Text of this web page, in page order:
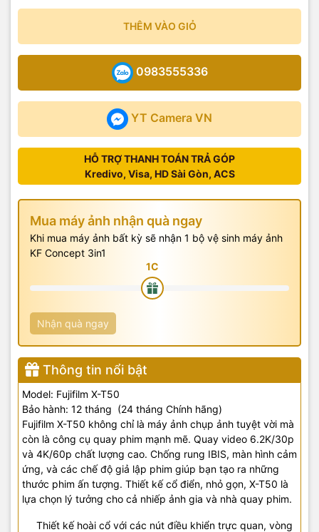
THÊM VÀO GIỎ
YT Camera VN
0983555336
HỖ TRỢ THANH TOÁN TRẢ GÓP
Kredivo, Visa, HD Sài Gòn, ACS
Mua máy ảnh nhận quà ngay
Khi mua máy ảnh bất kỳ sẽ nhận 1 bộ vệ sinh máy ảnh
KF Concept 3in1
Nhận quà ngay
Thông tin nổi bật
Model: Fujifilm X-T50
Bảo hành: 12 tháng (24 tháng Chính hãng)
Fujifilm X-T50 không chỉ là máy ảnh chụp ảnh tuyệt vời mà
còn là công cụ quay phim mạnh mẽ. Quay video 6.2K/30p
và 4K/60p chất lượng cao. Chống rung IBIS, màn hình cảm
ứng, và các chế độ giả lập phim giúp bạn tạo ra những
thước phim ấn tượng. Thiết kế cổ điển, nhỏ gọn, X-T50 là
lựa chọn lý tưởng cho cả nhiếp ảnh gia và nhà quay phim.
Thiết kế hoài cổ với các nút điều khiển trực quan, vòng